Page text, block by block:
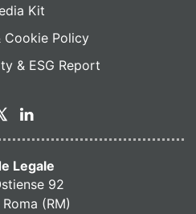
Kit
Cookie Policy
& ESG Report
Legale
92
(RM)